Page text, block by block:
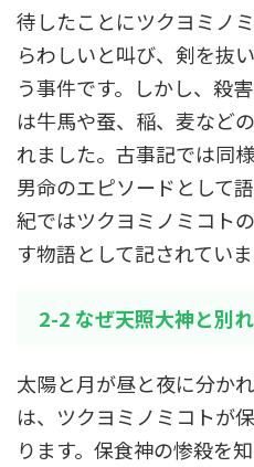
待したことにツクヨミノ
らわしいと叫び、剣を抜
う事件です。しかし、殺
は牛馬や蚕、稲、麦など
れました。古事記では同
男命のエピソードとして
紀ではツクヨミノミコト
す物語として記されていま
2-2 なぜ天照大神と別
太陽と月が昼と夜に分か
は、ツクヨミノミコトが
ります。保食神の惨殺を